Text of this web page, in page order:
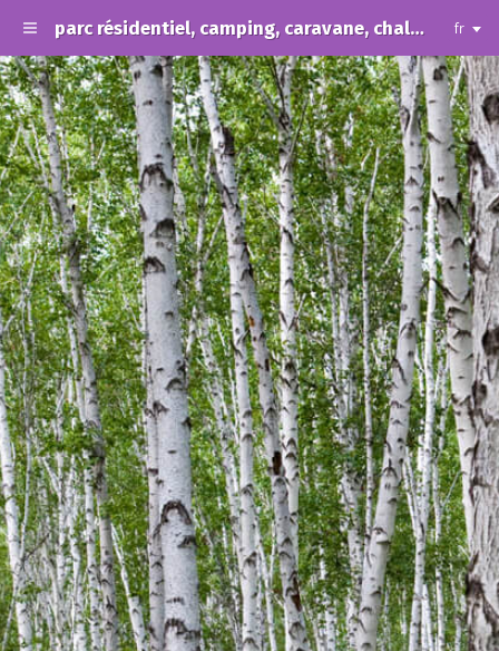
parc résidentiel, camping, caravane, chalet, résidence de vacances, loisir. fr